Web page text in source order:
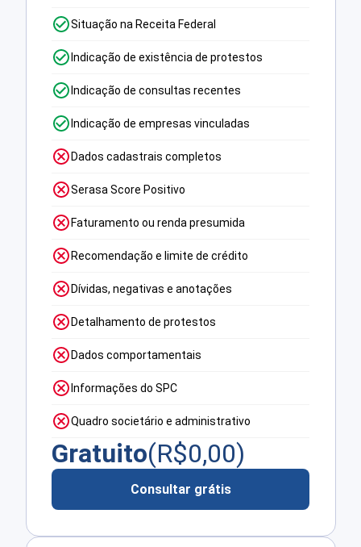
Situação na Receita Federal
Indicação de existência de protestos
Indicação de consultas recentes
Indicação de empresas vinculadas
Dados cadastrais completos
Serasa Score Positivo
Faturamento ou renda presumida
Recomendação e limite de crédito
Dívidas, negativas e anotações
Detalhamento de protestos
Dados comportamentais
Informações do SPC
Quadro societário e administrativo
Gratuito(R$0,00)
Consultar grátis